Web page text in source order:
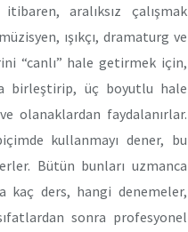
aralıksız çalışmak
ışıkçı, dramaturg ve
“canlı” hale getirmek için,
birleştirip, üç boyutlu hale
olanaklardan faydalanırlar.
kullanmayı dener, bu
Bütün bunları uzmanca
kaç ders, hangi denemeler,
sonra profesyonel